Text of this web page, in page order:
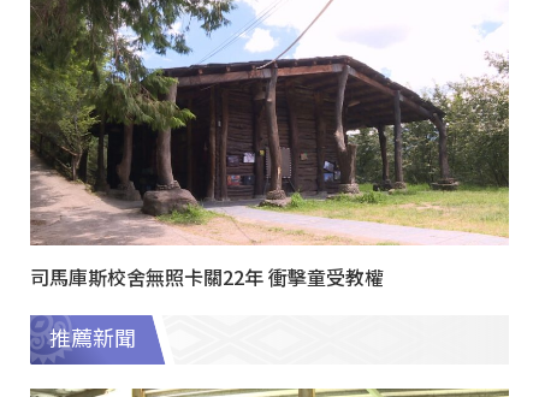
司馬庫斯校舍無照卡關22年 衝擊童受教權
推薦新聞